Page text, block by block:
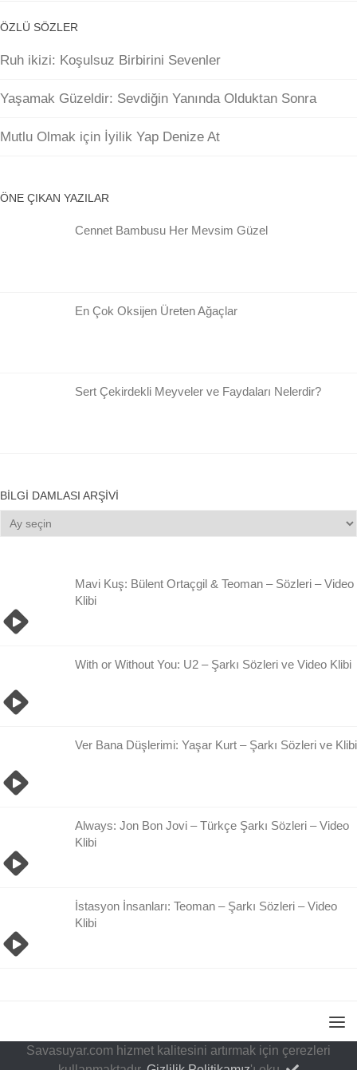
ÖZLÜ SÖZLER
Ruh ikizi: Koşulsuz Birbirini Sevenler
Yaşamak Güzeldir: Sevdiğin Yanında Olduktan Sonra
Mutlu Olmak için İyilik Yap Denize At
ÖNE ÇIKAN YAZILAR
Cennet Bambusu Her Mevsim Güzel
En Çok Oksijen Üreten Ağaçlar
Sert Çekirdekli Meyveler ve Faydaları Nelerdir?
BILGI DAMLASI ARŞIVI
Bilgi
Damlası
Mavi Kuş: Bülent Ortaçgil & Teoman – Sözleri – Video
Klibi
With or Without You: U2 – Şarkı Sözleri ve Video Klibi
Ver Bana Düşlerimi: Yaşar Kurt – Şarkı Sözleri ve Klibi
Always: Jon Bon Jovi – Türkçe Şarkı Sözleri – Video
Klibi
İstasyon İnsanları: Teoman – Şarkı Sözleri – Video
Klibi
Savasuyar.com hizmet kalitesini artırmak için çerezleri